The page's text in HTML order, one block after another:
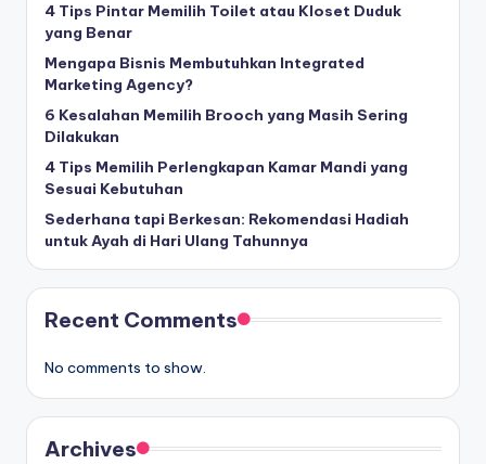
4 Tips Pintar Memilih Toilet atau Kloset Duduk
yang Benar
Mengapa Bisnis Membutuhkan Integrated
Marketing Agency?
6 Kesalahan Memilih Brooch yang Masih Sering
Dilakukan
4 Tips Memilih Perlengkapan Kamar Mandi yang
Sesuai Kebutuhan
Sederhana tapi Berkesan: Rekomendasi Hadiah
untuk Ayah di Hari Ulang Tahunnya
Recent Comments
No comments to show.
Archives